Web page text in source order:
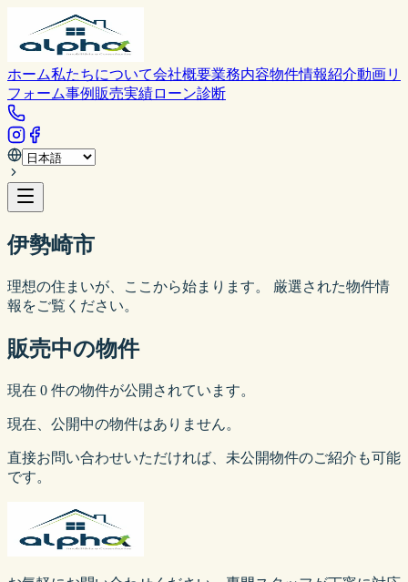
ホーム私たちについて会社概要業務内容物件情報紹介動画リ
フォーム事例 販売実績ローン診断
伊勢崎市
理想の住まいが、ここから始まります。 厳選された物件情
報をご覧ください。
販売中の物件
現在 0 件の物件が公開されています。
現在、公開中の物件はありません。
直接お問い合わせいただければ、未公開物件のご紹介も可能
です。